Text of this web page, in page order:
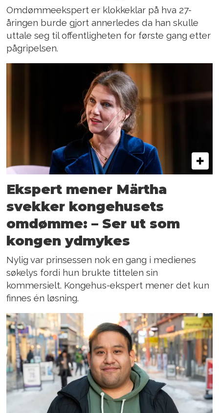
Omdømmeekspert er klokkeklar på hva 27-
åringen burde gjort annerledes da han skulle
uttale seg til offentligheten for første gang etter
pågripelsen.
Ekspert mener Märtha
svekker kongehusets
omdømme:­ – Ser ut som
kongen ydmykes
Nylig var prinsessen nok en gang i medienes
søkelys fordi hun brukte tittelen sin
kommersielt. Kongehus-ekspert mener det kun
finnes én løsning.